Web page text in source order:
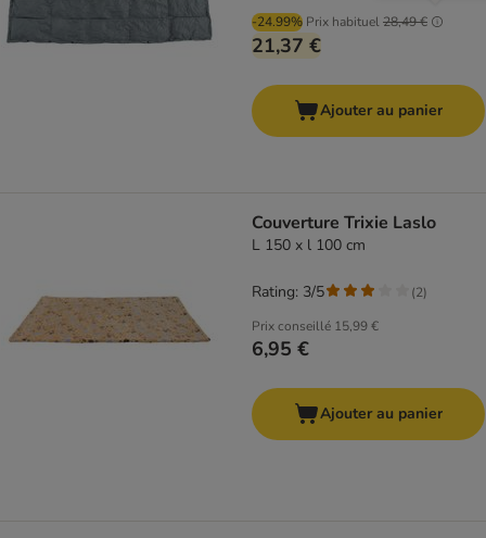
-24.99% Prix habituel28,49 €
21,37 €
Ajouter au panier
Couverture Trixie Laslo
L 150 x l 100 cm
Prix conseillé 15,99 €
6,95 €
Rating: 3/5 (2)
Ajouter au panier